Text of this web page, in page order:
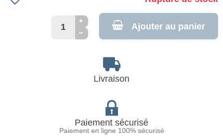
Ajouter au panier
Livraison
Paiement sécurisé
Paiement en ligne 100% sécurisé